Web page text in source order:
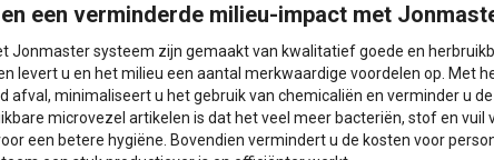
een verminderde milieu-impact met
Jonmaster systeem zijn gemaakt van kwalitatief goede en
levert u en het milieu een aantal merkwaardige voordelen op. Met
minimaliseert u het gebruik van chemicaliën en verminder u
microvezel artikelen is dat het veel meer bacteriën, stof en vuil
een betere hygiëne. Bovendien vermindert u de kosten voor